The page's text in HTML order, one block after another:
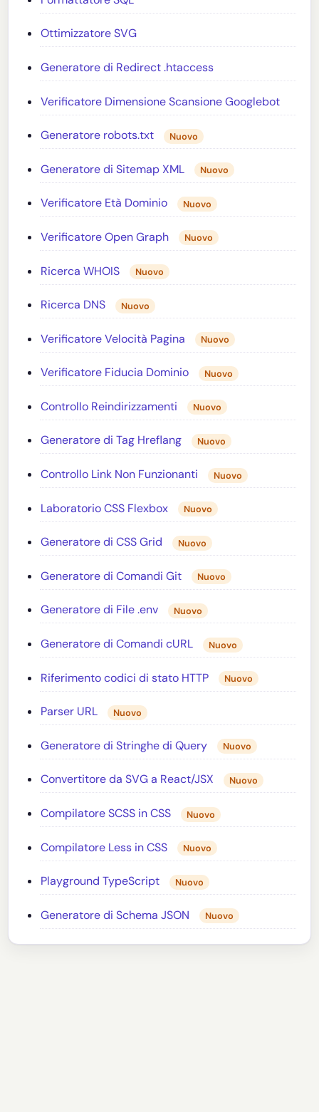
Ottimizzatore SVG
Generatore di Redirect .htaccess
Verificatore Dimensione Scansione Googlebot
Generatore robots.txt Nuovo
Generatore di Sitemap XML Nuovo
Verificatore Età Dominio Nuovo
Verificatore Open Graph Nuovo
Ricerca WHOIS Nuovo
Ricerca DNS Nuovo
Verificatore Velocità Pagina Nuovo
Verificatore Fiducia Dominio Nuovo
Controllo Reindirizzamenti Nuovo
Generatore di Tag Hreflang Nuovo
Controllo Link Non Funzionanti Nuovo
Laboratorio CSS Flexbox Nuovo
Generatore di CSS Grid Nuovo
Generatore di Comandi Git Nuovo
Generatore di File .env Nuovo
Generatore di Comandi cURL Nuovo
Riferimento codici di stato HTTP Nuovo
Parser URL Nuovo
Generatore di Stringhe di Query Nuovo
Convertitore da SVG a React/JSX Nuovo
Compilatore SCSS in CSS Nuovo
Compilatore Less in CSS Nuovo
Playground TypeScript Nuovo
Generatore di Schema JSON Nuovo